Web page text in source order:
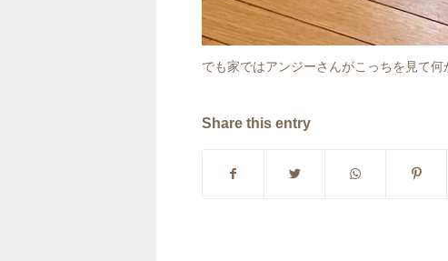
でも家ではアンジーさんがこっちを見て何
Share this entry